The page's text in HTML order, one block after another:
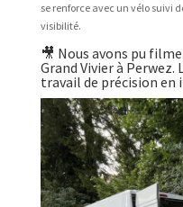
se renforce avec un vélo suivi
visibilité.
🎥 Nous avons pu
Grand Vivier à Perwez.
travail de précision en